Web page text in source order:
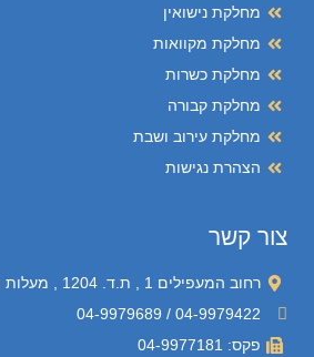
מחלקת נישואין
מחלקת מקוואות
מחלקת כשרות
מחלקת קבורה
מחלקת עירוב ושבת
הצהרת נגישות
צור קשר
רחוב המעפילים 1 , ת.ד. 1204 , מעלות תרשיחא
04-9979422 / 04-9979689
פקס: 04-9977181